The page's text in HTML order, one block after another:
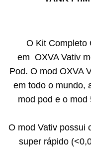
O Kit Completo
em OXVA Vativ
Pod. O mod OXVA
em todo o mundo,
mod pod e o
O mod Vativ possui
super rápido